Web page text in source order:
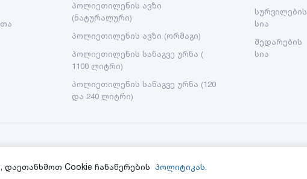
პოლიეთილენის ავზი
(ნატურალური)
პოლიეთილენის ავზი (ორმაგი)
პოლიეთილენის სანაგვე ურნა (
1100 ლიტრი)
პოლიეთილენის სანაგვე ურნა (120
და 240 ლიტრი)
სურვილების
სია
შედარების
სია
Cookie ჩანაწერების პოლიტიკას.